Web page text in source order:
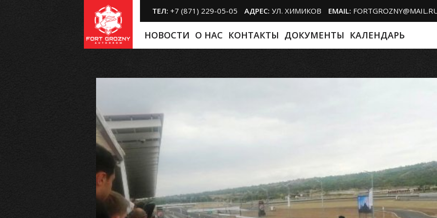
ТЕЛ: +7 (871) 229-05-05 АДРЕС: УЛ. ХИМИКОВ EMAIL:
НОВОСТИ O НАС КОНТАКТЫ ДОКУМЕНТЫ КАЛЕНДАРЬ